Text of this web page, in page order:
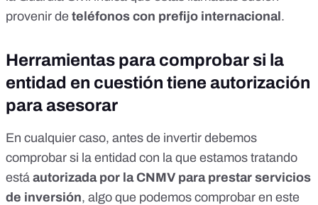
provenir de teléfonos con prefijo internacional.
Herramientas para comprobar si la
entidad en cuestión tiene autorización
para asesorar
En cualquier caso, antes de invertir debemos
comprobar si la entidad con la que estamos tratando
está autorizada por la CNMV para prestar servicios
de inversión, algo que podemos comprobar en este